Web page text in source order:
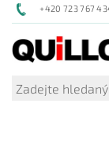
+420 723 767